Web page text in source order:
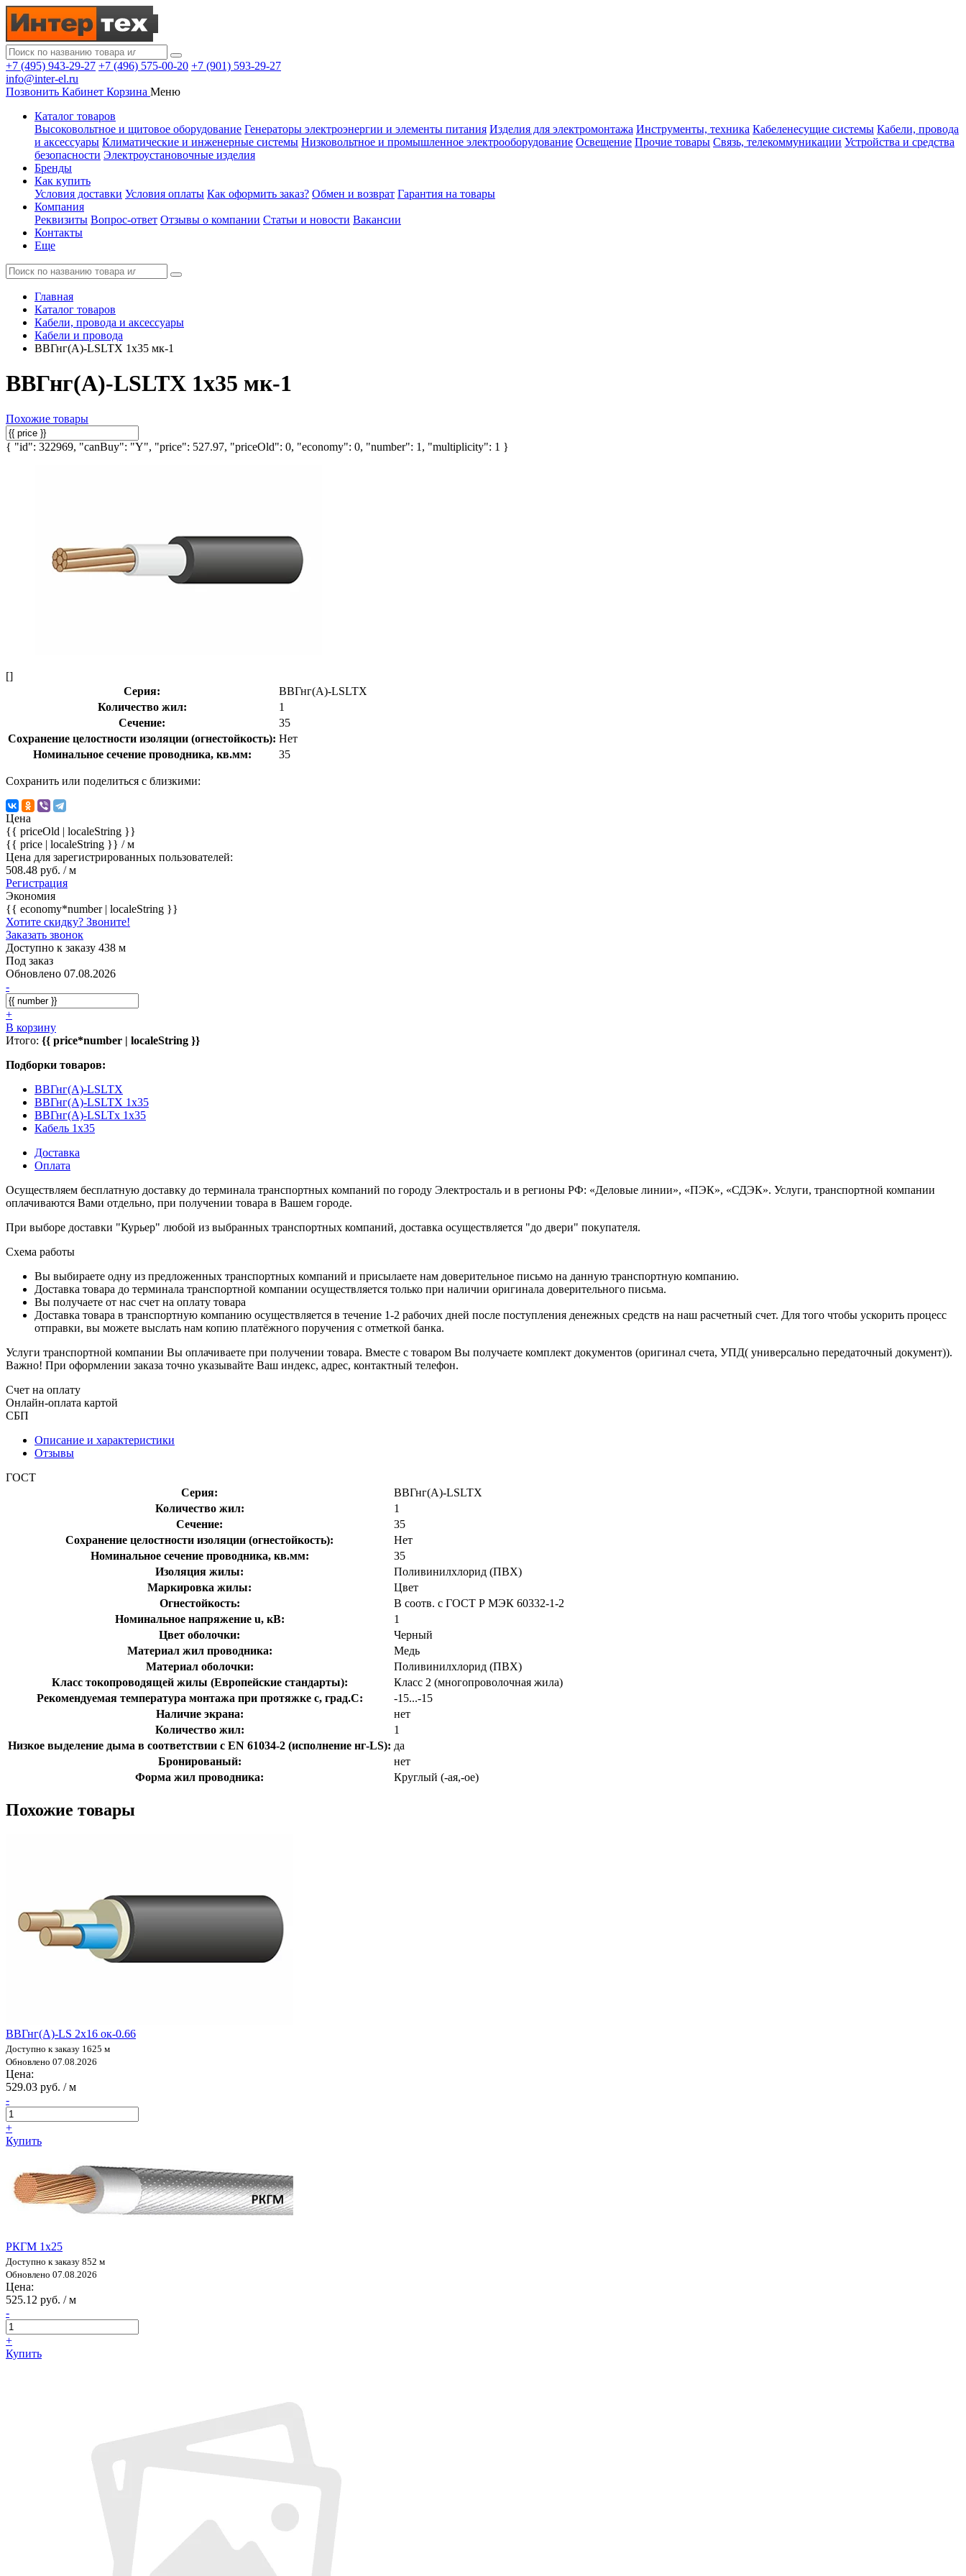
+7 (495) 943-29-27 +7 (496) 575-00-20 +7 (901) 593-29-27
info@inter-el.ru
Позвонить Кабинет Корзина Меню
Каталог товаров
Высоковольтное и щитовое оборудование Генераторы электроэнергии и элементы питания Изделия для электромонтажа Инструменты, техника Кабеленесущие системы Кабели, провода
и аксессуары Климатические и инженерные системы Низковольтное и промышленное электрооборудование Освещение Прочие товары Связь, телекоммуникации Устройства и средства
безопасности Электроустановочные изделия
Бренды
Как купить
Условия доставки Условия оплаты Как оформить заказ? Обмен и возврат Гарантия на товары
Компания
Реквизиты Вопрос-ответ Отзывы о компании Статьи и новости Вакансии
Контакты
Еще
Главная
Каталог товаров
Кабели, провода и аксессуары
Кабели и провода
ВВГнг(А)-LSLTX 1х35 мк-1
ВВГнг(А)-LSLTX 1х35 мк-1
Похожие товары
{ "id": 322969, "canBuy": "Y", "price": 527.97, "priceOld": 0, "economy": 0, "number": 1, "multiplicity": 1 }
[]
Серия:
ВВГнг(А)-LSLTX
Количество жил:
1
Сечение:
35
Сохранение целостности изоляции (огнестойкость): Нет
Номинальное сечение проводника, кв.мм:
35
Сохранить или поделиться с близкими:
Цена
{{ priceOld | localeString }}
{{ price | localeString }} / м
Цена для зарегистрированных пользователей:
508.48 руб. / м
Регистрация
Экономия
{{ economy*number | localeString }}
Хотите скидку? Звоните!
Заказать звонок
Доступно к заказу 438 м
Под заказ
Обновлено 07.08.2026
-
+
В корзину
Итого: {{ price*number | localeString }}
Подборки товаров:
ВВГнг(А)-LSLTX
ВВГнг(А)-LSLTX 1x35
ВВГнг(А)-LSLTx 1x35
Кабель 1x35
Доставка
Оплата
Осуществляем бесплатную доставку до терминала транспортных компаний по городу Электросталь и в регионы РФ: «Деловые линии», «ПЭК», «СДЭК». Услуги, транспортной компании
оплачиваются Вами отдельно, при получении товара в Вашем городе.
При выборе доставки "Курьер" любой из выбранных транспортных компаний, доставка осуществляется "до двери" покупателя.
Схема работы
Вы выбираете одну из предложенных транспортных компаний и присылаете нам доверительное письмо на данную транспортную компанию.
Доставка товара до терминала транспортной компании осуществляется только при наличии оригинала доверительного письма.
Вы получаете от нас счет на оплату товара
Доставка товара в транспортную компанию осуществляется в течение 1-2 рабочих дней после поступления денежных средств на наш расчетный счет. Для того чтобы ускорить процесс
отправки, вы можете выслать нам копию платёжного поручения с отметкой банка.
Услуги транспортной компании Вы оплачиваете при получении товара. Вместе с товаром Вы получаете комплект документов (оригинал счета, УПД( универсально передаточный документ)).
Важно! При оформлении заказа точно указывайте Ваш индекс, адрес, контактный телефон.
Счет на оплату
Онлайн-оплата картой
СБП
Описание и характеристики
Отзывы
ГОСТ
Серия:
ВВГнг(А)-LSLTX
Количество жил:
1
Сечение:
35
Сохранение целостности изоляции (огнестойкость):
Нет
Номинальное сечение проводника, кв.мм:
35
Изоляция жилы:
Поливинилхлорид (ПВХ)
Маркировка жилы:
Цвет
Огнестойкость:
В соотв. с ГОСТ Р МЭК 60332-1-2
Номинальное напряжение u, кВ:
1
Цвет оболочки:
Черный
Материал жил проводника:
Медь
Материал оболочки:
Поливинилхлорид (ПВХ)
Класс токопроводящей жилы (Европейские стандарты):
Класс 2 (многопроволочная жила)
Рекомендуемая температура монтажа при протяжке с, град.C:
-15...-15
Наличие экрана:
нет
Количество жил:
1
Низкое выделение дыма в соответствии с EN 61034-2 (исполнение нг-LS): да
Бронированый:
нет
Форма жил проводника:
Круглый (-ая,-ое)
Похожие товары
ВВГнг(А)-LS 2х16 ок-0.66
Доступно к заказу 1625 м
Обновлено 07.08.2026
Цена:
529.03 руб. / м
-
+
Купить
РКГМ 1х25
Доступно к заказу 852 м
Обновлено 07.08.2026
Цена:
525.12 руб. / м
-
+
Купить